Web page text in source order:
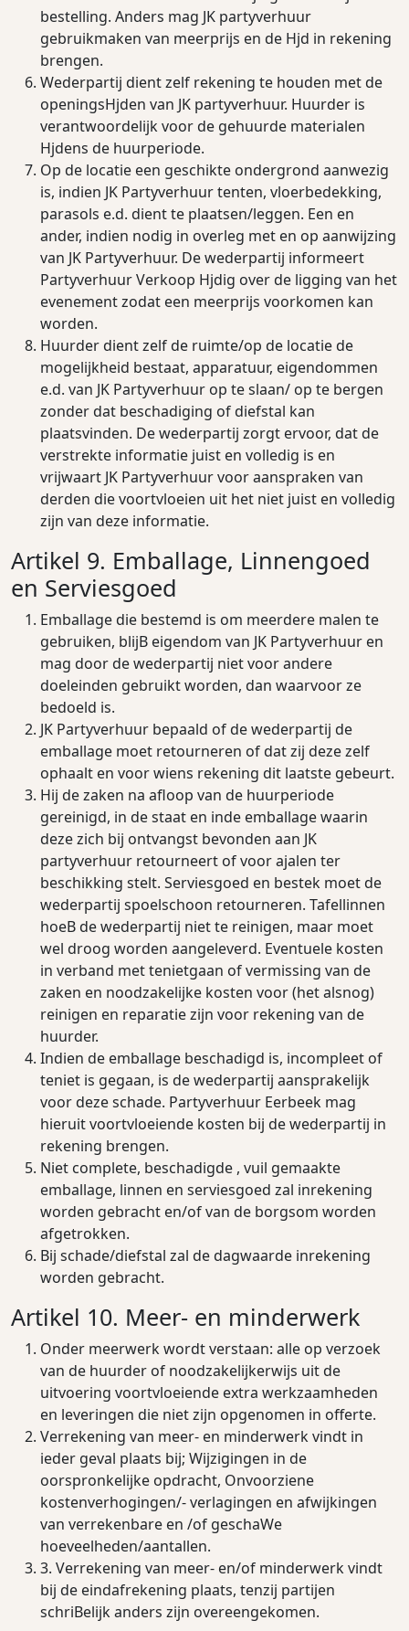
bestelling. Anders mag JK partyverhuur
gebruikmaken van meerprijs en de Hjd in rekening
brengen.
Wederpartij dient zelf rekening te houden met de
openingsHjden van JK partyverhuur. Huurder is
verantwoordelijk voor de gehuurde materialen
Hjdens de huurperiode.
Op de locatie een geschikte ondergrond aanwezig
is, indien JK Partyverhuur tenten, vloerbedekking,
parasols e.d. dient te plaatsen/leggen. Een en
ander, indien nodig in overleg met en op aanwijzing
van JK Partyverhuur. De wederpartij informeert
Partyverhuur Verkoop Hjdig over de ligging van het
evenement zodat een meerprijs voorkomen kan
worden.
Huurder dient zelf de ruimte/op de locatie de
mogelijkheid bestaat, apparatuur, eigendommen
e.d. van JK Partyverhuur op te slaan/ op te bergen
zonder dat beschadiging of diefstal kan
plaatsvinden. De wederpartij zorgt ervoor, dat de
verstrekte informatie juist en volledig is en
vrijwaart JK Partyverhuur voor aanspraken van
derden die voortvloeien uit het niet juist en volledig
zijn van deze informatie.
Artikel 9. Emballage, Linnengoed
en Serviesgoed
Emballage die bestemd is om meerdere malen te
gebruiken, blijB eigendom van JK Partyverhuur en
mag door de wederpartij niet voor andere
doeleinden gebruikt worden, dan waarvoor ze
bedoeld is.
JK Partyverhuur bepaald of de wederpartij de
emballage moet retourneren of dat zij deze zelf
ophaalt en voor wiens rekening dit laatste gebeurt.
Hij de zaken na aﬂoop van de huurperiode
gereinigd, in de staat en inde emballage waarin
deze zich bij ontvangst bevonden aan JK
partyverhuur retourneert of voor ajalen ter
beschikking stelt. Serviesgoed en bestek moet de
wederpartij spoelschoon retourneren. Tafellinnen
hoeB de wederpartij niet te reinigen, maar moet
wel droog worden aangeleverd. Eventuele kosten
in verband met tenietgaan of vermissing van de
zaken en noodzakelijke kosten voor (het alsnog)
reinigen en reparatie zijn voor rekening van de
huurder.
Indien de emballage beschadigd is, incompleet of
teniet is gegaan, is de wederpartij aansprakelijk
voor deze schade. Partyverhuur Eerbeek mag
hieruit voortvloeiende kosten bij de wederpartij in
rekening brengen.
Niet complete, beschadigde , vuil gemaakte
emballage, linnen en serviesgoed zal inrekening
worden gebracht en/of van de borgsom worden
afgetrokken.
Bij schade/diefstal zal de dagwaarde inrekening
worden gebracht.
Artikel 10. Meer- en minderwerk
Onder meerwerk wordt verstaan: alle op verzoek
van de huurder of noodzakelijkerwijs uit de
uitvoering voortvloeiende extra werkzaamheden
en leveringen die niet zijn opgenomen in oﬀerte.
Verrekening van meer- en minderwerk vindt in
ieder geval plaats bij; Wijzigingen in de
oorspronkelijke opdracht, Onvoorziene
kostenverhogingen/- verlagingen en afwijkingen
van verrekenbare en /of geschaWe
hoeveelheden/aantallen.
3. Verrekening van meer- en/of minderwerk vindt
bij de eindafrekening plaats, tenzij partijen
schriBelijk anders zijn overeengekomen.